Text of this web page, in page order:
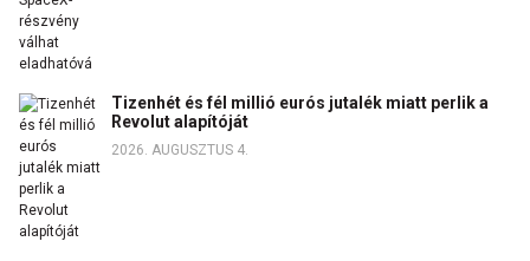
Tizenhét és fél millió eurós jutalék miatt perlik a
Revolut alapítóját
2026. AUGUSZTUS 4.